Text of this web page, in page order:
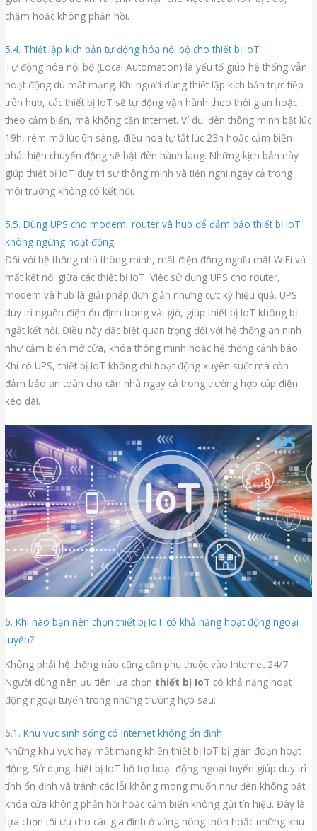
chậm hoặc không phản hồi.
5.4. Thiết lập kịch bản tự động hóa nội bộ cho thiết bị IoT
Tự động hóa nội bộ (Local Automation) là yếu tố giúp hệ thống vẫn
hoạt động dù mất mạng. Khi người dùng thiết lập kịch bản trực tiếp
trên hub, các thiết bị IoT sẽ tự động vận hành theo thời gian hoặc
theo cảm biến, mà không cần Internet. Ví dụ: đèn thông minh bật lúc
19h, rèm mở lúc 6h sáng, điều hòa tự tắt lúc 23h hoặc cảm biến
phát hiện chuyển động sẽ bật đèn hành lang. Những kịch bản này
giúp thiết bị IoT duy trì sự thông minh và tiện nghi ngay cả trong
môi trường không có kết nối.
5.5. Dùng UPS cho modem, router và hub để đảm bảo thiết bị IoT
không ngừng hoạt động
Đối với hệ thống nhà thông minh, mất điện đồng nghĩa mất WiFi và
mất kết nối giữa các thiết bị IoT. Việc sử dụng UPS cho router,
modem và hub là giải pháp đơn giản nhưng cực kỳ hiệu quả. UPS
duy trì nguồn điện ổn định trong vài giờ, giúp thiết bị IoT không bị
ngắt kết nối. Điều này đặc biệt quan trọng đối với hệ thống an ninh
như cảm biến mở cửa, khóa thông minh hoặc hệ thống cảnh báo.
Khi có UPS, thiết bị IoT không chỉ hoạt động xuyên suốt mà còn
đảm bảo an toàn cho căn nhà ngay cả trong trường hợp cúp điện
kéo dài.
6. Khi nào bạn nên chọn thiết bị IoT có khả năng hoạt động ngoại
tuyến?
Không phải hệ thống nào cũng cần phụ thuộc vào Internet 24/7.
Người dùng nên ưu tiên lựa chọn thiết bị IoT có khả năng hoạt
động ngoại tuyến trong những trường hợp sau:
6.1. Khu vực sinh sống có Internet không ổn định
Những khu vực hay mất mạng khiến thiết bị IoT bị gián đoạn hoạt
động. Sử dụng thiết bị IoT hỗ trợ hoạt động ngoại tuyến giúp duy trì
tính ổn định và tránh các lỗi không mong muốn như đèn không bật,
khóa cửa không phản hồi hoặc cảm biến không gửi tín hiệu. Đây là
lựa chọn tối ưu cho các gia đình ở vùng nông thôn hoặc những khu